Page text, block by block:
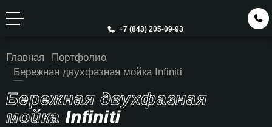
+7 (843) 205-09-93
Главная
Портфолио
Бережная двухфазная мойка Infiniti
Бережная двухфазная
мойкаInfiniti